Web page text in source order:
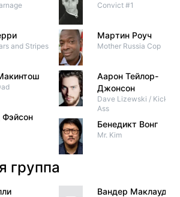
and Stripes
Фэйсон
Convict #1
Мартин Роуч
Mother Russia Cop
Аарон Тейлор-
Джонсон
Dave Lizewski / Kick-
Ass
Бенедикт Вонг
Mr. Kim
группа
Вандер Маклауд